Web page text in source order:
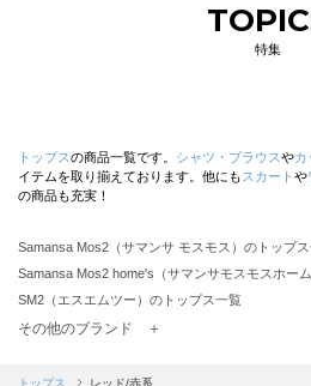
特集
トップスの商品一覧です。 シャツ・ブラウスやカ
イテムを取り揃えております。他にも スカート や
の商品も充実！
Samansa Mos2（サマンサ モスモス）のトップ
Samansa Mos2 home's（サマンサモスモスホー
SM2（エスエムツー）のトップス一覧
TSUHARU by Samansa Mos2（ツハルバイサマ
Samansa Mos2 blue（サマンサモスモス ブルー）
その他のブランド ＋
トップス レッド/赤系